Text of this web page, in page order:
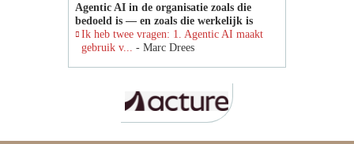
Agentic AI in de organisatie zoals die
bedoeld is — en zoals die werkelijk is
Ik heb twee vragen: 1. Agentic AI maakt
gebruik v... - Marc Drees